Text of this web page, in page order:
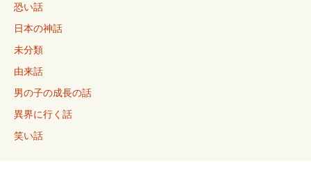
恐い話
日本の神話
未分類
由来話
男の子の成長の話
異界に行く話
笑い話